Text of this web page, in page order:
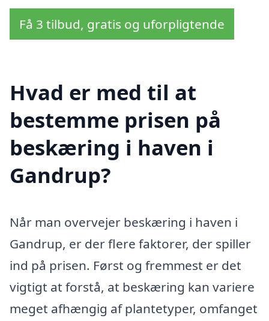
Få 3 tilbud, gratis og uforpligtende
Hvad er med til at
bestemme prisen på
beskæring i haven i
Gandrup?
Når man overvejer beskæring i haven i
Gandrup, er der flere faktorer, der spiller
ind på prisen. Først og fremmest er det
vigtigt at forstå, at beskæring kan variere
meget afhængig af plantetyper, omfanget